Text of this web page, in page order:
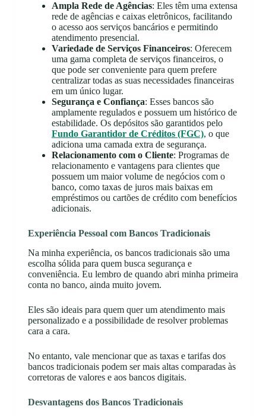
Ampla Rede de Agências: Eles têm uma extensa
rede de agências e caixas eletrônicos, facilitando
o acesso aos serviços bancários e permitindo
atendimento presencial.
Variedade de Serviços Financeiros: Oferecem
uma gama completa de serviços financeiros, o
que pode ser conveniente para quem prefere
centralizar todas as suas necessidades financeiras
em um único lugar.
Segurança e Confiança: Esses bancos são
amplamente regulados e possuem um histórico de
estabilidade. Os depósitos são garantidos pelo
Fundo Garantidor de Créditos (FGC), o que
adiciona uma camada extra de segurança.
Relacionamento com o Cliente: Programas de
relacionamento e vantagens para clientes que
possuem um maior volume de negócios com o
banco, como taxas de juros mais baixas em
empréstimos ou cartões de crédito com benefícios
adicionais.
Experiência Pessoal com Bancos Tradicionais
Na minha experiência, os bancos tradicionais são uma
escolha sólida para quem busca segurança e
conveniência. Eu lembro de quando abri minha primeira
conta no banco, ainda muito jovem.
Eles são ideais para quem quer um atendimento mais
personalizado e a possibilidade de resolver problemas
cara a cara.
No entanto, vale mencionar que as taxas e tarifas dos
bancos tradicionais podem ser mais altas comparadas às
corretoras de valores e aos bancos digitais.
Desvantagens dos Bancos Tradicionais